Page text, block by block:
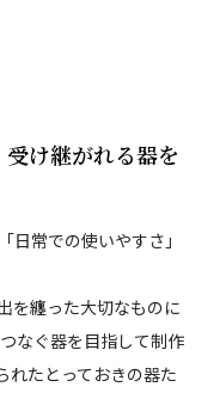
け継がれる器を
常での使いやすさ」
を纏った大切なものに
なぐ器を目指して制作
れたとっておきの器た